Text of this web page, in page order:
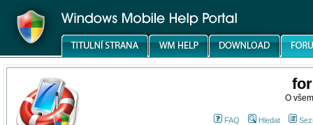
O
FAQ Hledat